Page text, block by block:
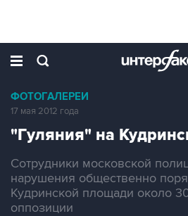
ФОТОГАЛЕРЕИ
17 мая 2012 года
"Гуляния" на
Сотрудники московской
нарушения общественно
Кудринской площади около
оппозиции